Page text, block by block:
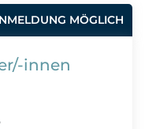
MÖGLICH
innen